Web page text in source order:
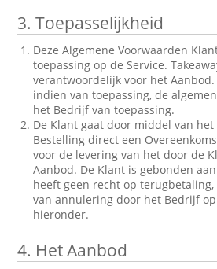
3. Toepasselijkheid
Deze Algemene Voorwaarden
toepassing op de Service.
verantwoordelijk voor het
indien van toepassing, de
het Bedrijf van toepassing.
De Klant gaat door middel van
Bestelling direct een
voor de levering van het door de
Aanbod. De Klant is gebonden
heeft geen recht op
van annulering door het Bedrijf
hieronder.
4. Het Aanbod